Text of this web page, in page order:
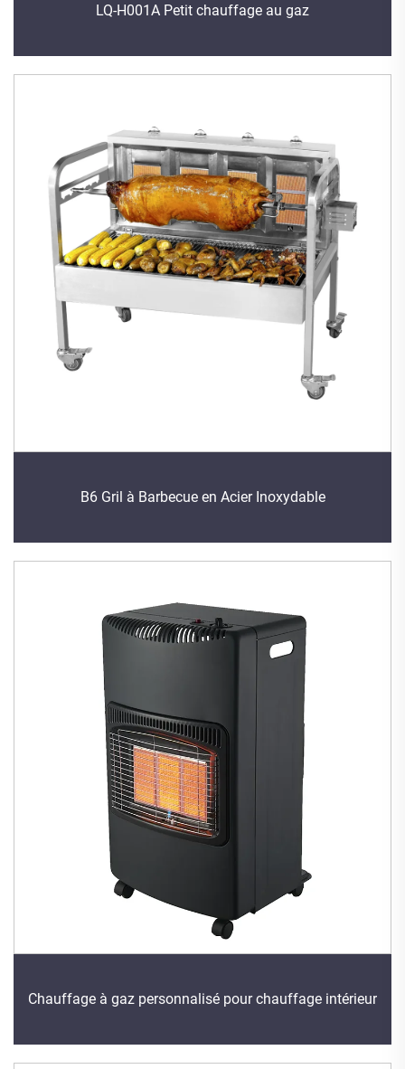
LQ-H001A Petit chauffage au gaz
B6 Gril à Barbecue en Acier Inoxydable
Chauffage à gaz personnalisé pour chauffage intérieur